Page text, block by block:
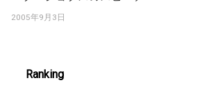
2005年9月3日
Ranking